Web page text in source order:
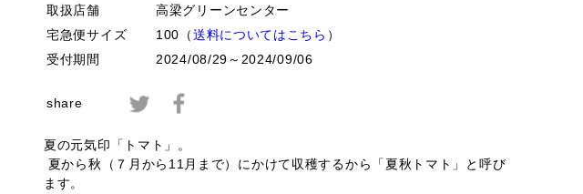
取扱店舗
高梁グリーンセンター
宅急便サイズ
100（送料についてはこちら ）
受付期間
2024/08/29～2024/09/06
share
夏の元気印「トマト」。
夏から秋（７月から11月まで）にかけて収穫するから「夏秋トマト」と呼び
ます。